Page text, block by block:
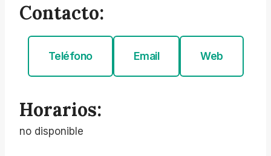
Contacto:
Teléfono Email Web
Horarios:
no disponible